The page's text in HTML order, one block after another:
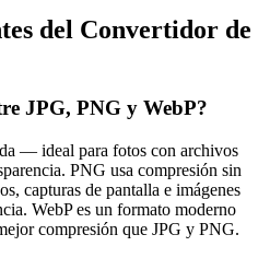
del Convertidor de
JPG, PNG y WebP?
— ideal para fotos con archivos
PNG usa compresión sin
capturas de pantalla e imágenes
WebP es un formato moderno
compresión que JPG y PNG.